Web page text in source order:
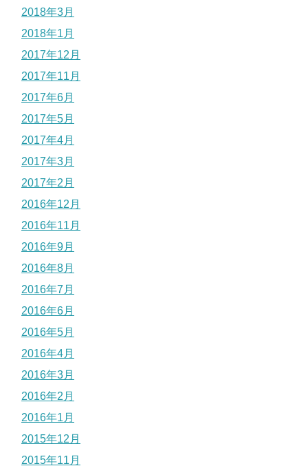
2018年3月
2018年1月
2017年12月
2017年11月
2017年6月
2017年5月
2017年4月
2017年3月
2017年2月
2016年12月
2016年11月
2016年9月
2016年8月
2016年7月
2016年6月
2016年5月
2016年4月
2016年3月
2016年2月
2016年1月
2015年12月
2015年11月